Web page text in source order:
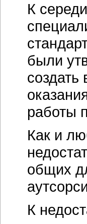
К
были
создать
работы
Как и
общих
К